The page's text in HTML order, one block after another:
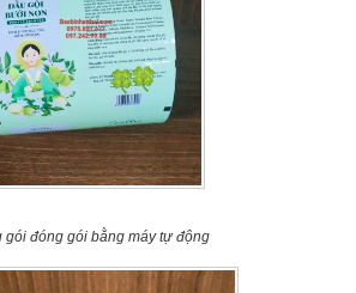
gói đóng gói bằng máy tự động